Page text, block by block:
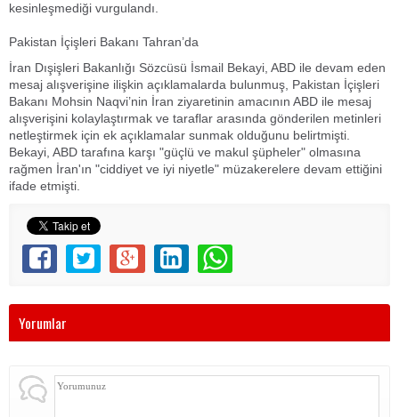
kesinleşmediği vurgulandı.
Pakistan İçişleri Bakanı Tahran’da
İran Dışişleri Bakanlığı Sözcüsü İsmail Bekayi, ABD ile devam eden
mesaj alışverişine ilişkin açıklamalarda bulunmuş, Pakistan İçişleri
Bakanı Mohsin Naqvi’nin İran ziyaretinin amacının ABD ile mesaj
alışverişini kolaylaştırmak ve taraflar arasında gönderilen metinleri
netleştirmek için ek açıklamalar sunmak olduğunu belirtmişti.
Bekayi, ABD tarafına karşı "güçlü ve makul şüpheler" olmasına
rağmen İran'ın "ciddiyet ve iyi niyetle" müzakerelere devam ettiğini
ifade etmişti.
Yorumlar